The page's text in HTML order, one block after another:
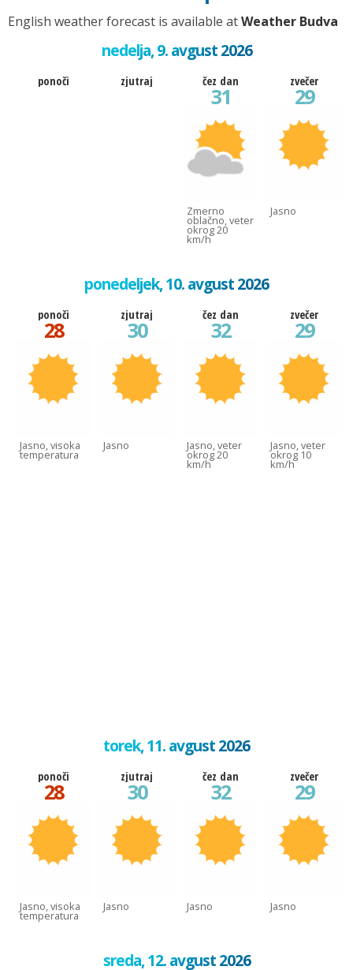
English weather forecast is available atWeather Budva
nedelja, 9. avgust 2026
ponoči zjutraj čez dan
31
Zmerno
oblačno, veter
okrog 20
km/h
zvečer
29
Jasno
ponedeljek, 10. avgust 2026
ponoči
28
Jasno, visoka
temperatura
zjutraj
30
Jasno
čez dan
32
Jasno, veter
okrog 20
km/h
zvečer
29
Jasno, veter
okrog 10
km/h
torek, 11. avgust 2026
ponoči
28
Jasno, visoka
temperatura
zjutraj
30
Jasno
čez dan
32
Jasno
zvečer
29
Jasno
sreda, 12. avgust 2026